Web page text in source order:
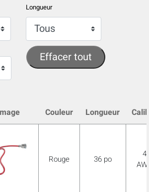
Please
phone to ]
Longueur
Effacer tout
Couleur Longueur
Rouge 36 po
4